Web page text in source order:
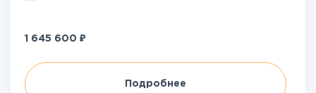
1 645 600 ₽
Подробнее